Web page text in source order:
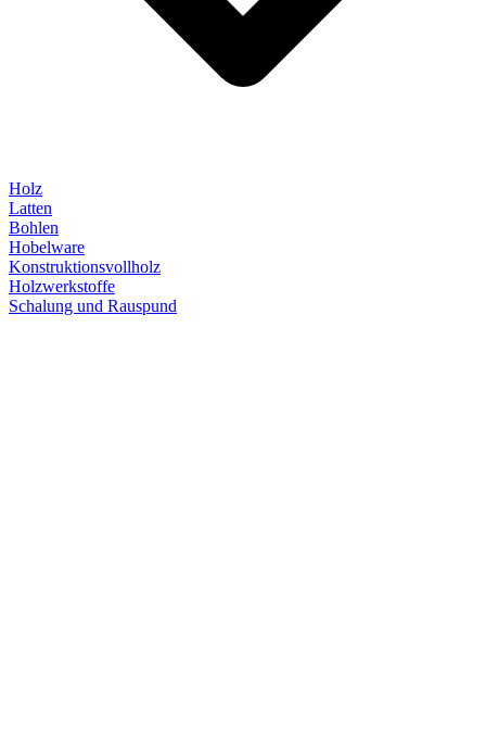
Holz
Latten
Bohlen
Hobelware
Konstruktionsvollholz
Holzwerkstoffe
Schalung und Rauspund